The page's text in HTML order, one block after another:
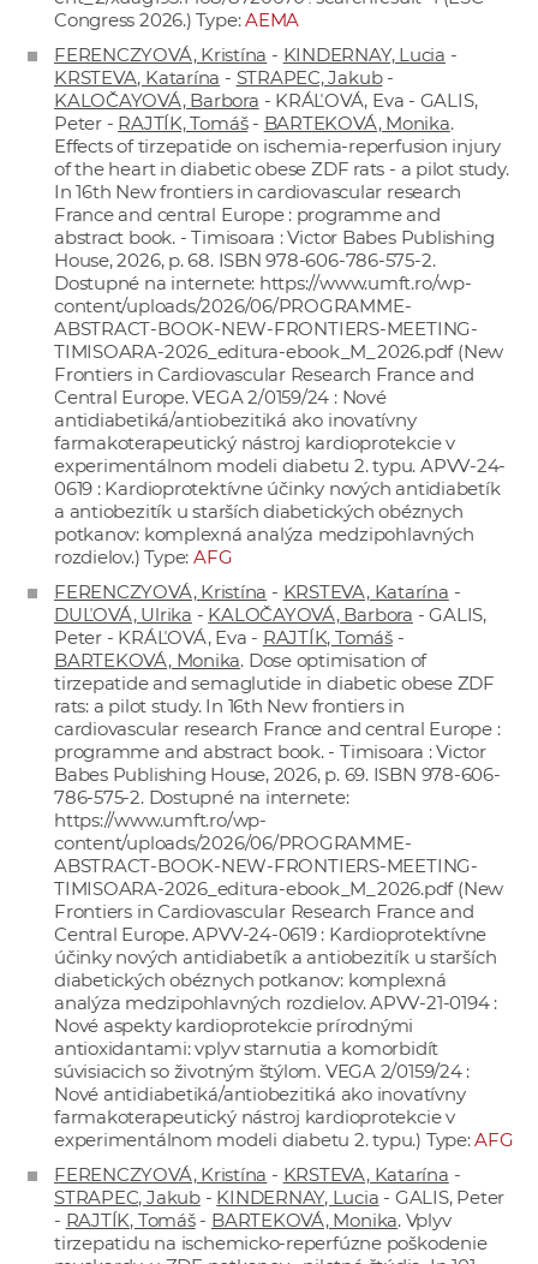
Congress 2026.) Type:AEMA
FERENCZYOVÁ, Kristína - KINDERNAY, Lucia -
KRSTEVA, Katarína - STRAPEC, Jakub-
KALOČAYOVÁ, Barbora - KRÁĽOVÁ, Eva - GALIS,
Peter - RAJTÍK, Tomáš- BARTEKOVÁ, Monika.
Effects of tirzepatide on ischemia-reperfusion injury
of the heart in diabetic obese ZDF rats - a pilot study.
In 16th New frontiers in cardiovascular research
France and central Europe : programme and
abstract book. - Timisoara : Victor Babes Publishing
House, 2026, p. 68. ISBN 978-606-786-575-2.
Dostupné na internete: https://www.umft.ro/wp-
content/uploads/2026/06/PROGRAMME-
ABSTRACT-BOOK-NEW-FRONTIERS-MEETING-
TIMISOARA-2026_editura-ebook_M_2026.pdf(New
Frontiers in Cardiovascular Research France and
Central Europe. VEGA 2/0159/24 : Nové
antidiabetiká/antiobezitiká ako inovatívny
farmakoterapeutický nástroj kardioprotekcie v
experimentálnom modeli diabetu 2. typu. APVV-24-
0619 : Kardioprotektívne účinky nových antidiabetík
a antiobezitík u starších diabetických obéznych
potkanov: komplexná analýza medzipohlavných
rozdielov.) Type: AFG
FERENCZYOVÁ, Kristína - KRSTEVA, Katarína -
DUĽOVÁ, Ulrika - KALOČAYOVÁ, Barbora - GALIS,
Peter - KRÁĽOVÁ, Eva - RAJTÍK, Tomáš-
BARTEKOVÁ, Monika. Dose optimisation of
tirzepatide and semaglutide in diabetic obese ZDF
rats: a pilot study. In 16th New frontiers in
cardiovascular research France and central Europe :
programme and abstract book. - Timisoara : Victor
Babes Publishing House, 2026, p. 69. ISBN 978-606-
786-575-2. Dostupné na internete:
https://www.umft.ro/wp-
content/uploads/2026/06/PROGRAMME-
ABSTRACT-BOOK-NEW-FRONTIERS-MEETING-
TIMISOARA-2026_editura-ebook_M_2026.pdf(New
Frontiers in Cardiovascular Research France and
Central Europe. APVV-24-0619 : Kardioprotektívne
účinky nových antidiabetík a antiobezitík u starších
diabetických obéznych potkanov: komplexná
analýza medzipohlavných rozdielov. APVV-21-0194 :
Nové aspekty kardioprotekcie prírodnými
antioxidantami: vplyv starnutia a komorbidít
súvisiacich so životným štýlom. VEGA 2/0159/24 :
Nové antidiabetiká/antiobezitiká ako inovatívny
farmakoterapeutický nástroj kardioprotekcie v
experimentálnom modeli diabetu 2. typu.) Type:AFG
FERENCZYOVÁ, Kristína - KRSTEVA, Katarína -
STRAPEC, Jakub- KINDERNAY, Lucia - GALIS, Peter
- RAJTÍK, Tomáš- BARTEKOVÁ, Monika. Vplyv
tirzepatidu na ischemicko-reperfúzne poškodenie